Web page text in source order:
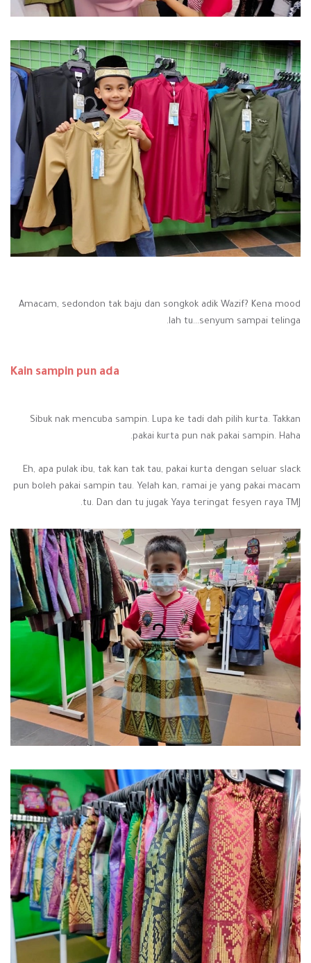
Amacam, sedondon tak baju dan songkok adik Wazif? Kena mood
lah tu...senyum sampai telinga.
Kain sampin pun ada
Sibuk nak mencuba sampin. Lupa ke tadi dah pilih kurta. Takkan
pakai kurta pun nak pakai sampin. Haha.
Eh, apa pulak ibu, tak kan tak tau, pakai kurta dengan seluar slack
pun boleh pakai sampin tau. Yelah kan, ramai je yang pakai macam
tu. Dan dan tu jugak Yaya teringat fesyen raya TMJ.